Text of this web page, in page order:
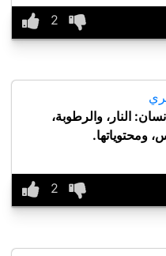
النار، والرطوبة،
ومحتوياتها.